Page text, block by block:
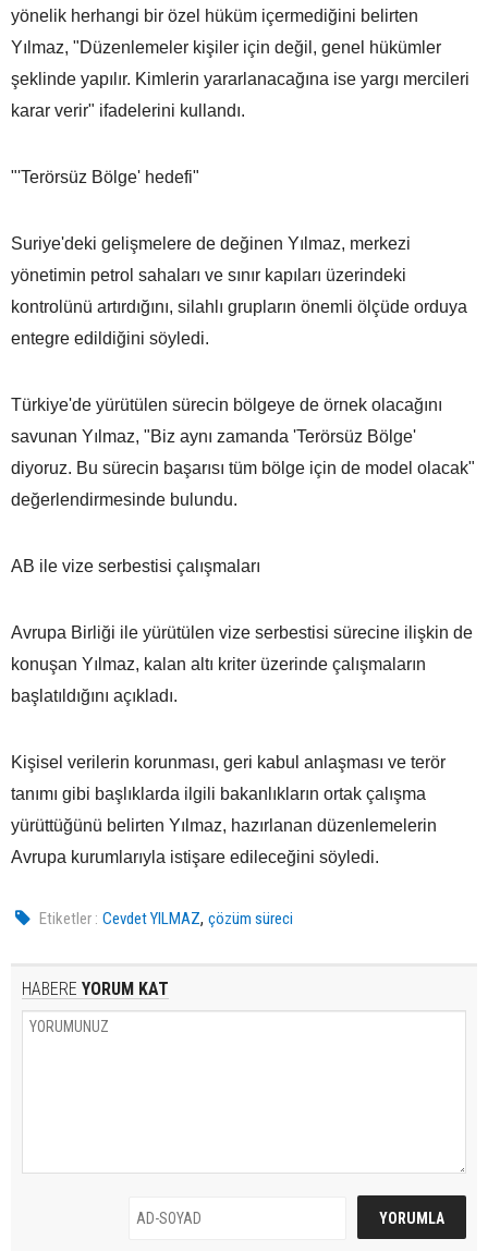
yönelik herhangi bir özel hüküm içermediğini belirten
Yılmaz, "Düzenlemeler kişiler için değil, genel hükümler
şeklinde yapılır. Kimlerin yararlanacağına ise yargı mercileri
karar verir" ifadelerini kullandı.
"'Terörsüz Bölge' hedefi"
Suriye'deki gelişmelere de değinen Yılmaz, merkezi
yönetimin petrol sahaları ve sınır kapıları üzerindeki
kontrolünü artırdığını, silahlı grupların önemli ölçüde orduya
entegre edildiğini söyledi.
Türkiye'de yürütülen sürecin bölgeye de örnek olacağını
savunan Yılmaz, "Biz aynı zamanda 'Terörsüz Bölge'
diyoruz. Bu sürecin başarısı tüm bölge için de model olacak"
değerlendirmesinde bulundu.
AB ile vize serbestisi çalışmaları
Avrupa Birliği ile yürütülen vize serbestisi sürecine ilişkin de
konuşan Yılmaz, kalan altı kriter üzerinde çalışmaların
başlatıldığını açıkladı.
Kişisel verilerin korunması, geri kabul anlaşması ve terör
tanımı gibi başlıklarda ilgili bakanlıkların ortak çalışma
yürüttüğünü belirten Yılmaz, hazırlanan düzenlemelerin
Avrupa kurumlarıyla istişare edileceğini söyledi.
Etiketler : Cevdet YILMAZ,çözüm süreci
HABERE YORUM KAT